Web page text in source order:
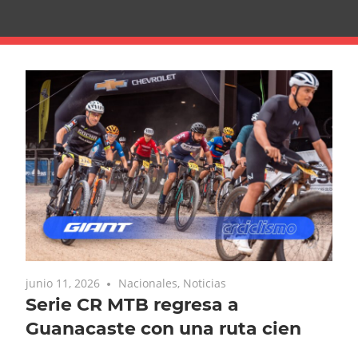
junio 11, 2026 Nacionales, Noticias
Serie CR MTB regresa a
Guanacaste con una ruta cien